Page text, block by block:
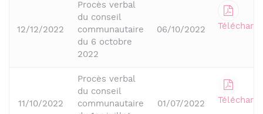
12/12/2022
Procès verbal
du conseil
communautaire
du 6 octobre
2022
06/10/2022
11/10/2022
Procès verbal
du conseil
communautaire
01/07/2022